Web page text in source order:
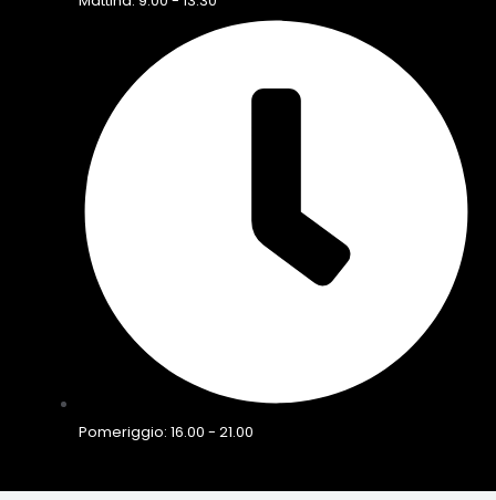
Pomeriggio: 16.00 - 21.00